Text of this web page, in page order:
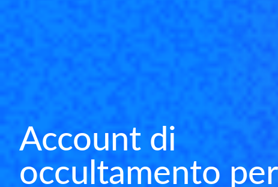
Account di
occultamento per